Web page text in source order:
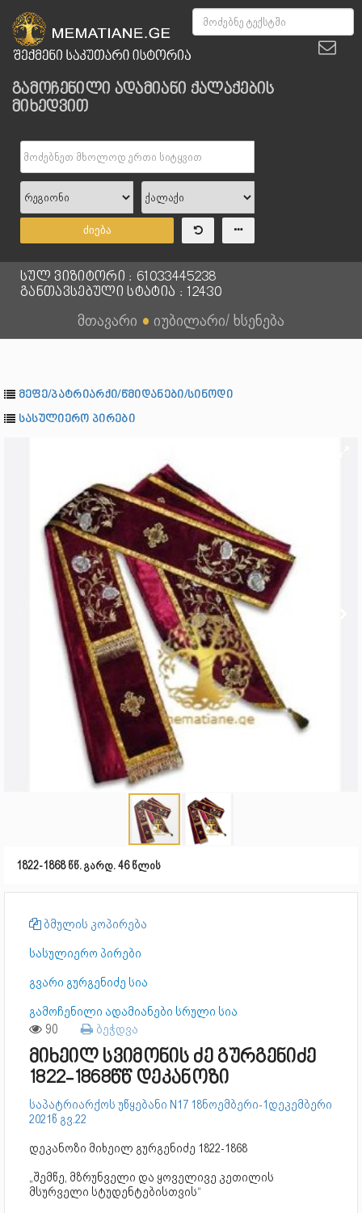
გამოჩენილი ადამიანი ქალაქების
მიხედვით
ძიება
სულ ვიზიტორი : 61033445238
განთავსებული სტატია : 12430
მთავარი ● იუბილარი/ ხსენება
მეფე/პატრიარქი/წმიდანები/სინოდი
სასულიერო პირები
1822-1868 წწ. გარდ. 46 წლის
ბმულის კოპირება
სასულიერო პირები
გვარი გურგენიძე სია
გამოჩენილი ადამიანები სრული სია
90 ბეჭდვა
მიხეილ სვიმონის ძე გურგენიძე
1822-1868წწ დეკანოზი
საპატრიარქოს უწყებანი N17 18ნოემბერი-1დეკემბერი
2021წ გვ.22
დეკანოზი მიხეილ გურგენიძე 1822-1868
„შემწე, მზრუნველი და ყოველივე კეთილის
მსურველი სტუდენტებისთვის“